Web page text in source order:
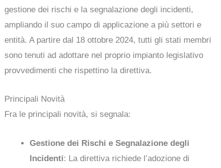
gestione dei rischi e la segnalazione degli incidenti,
ampliando il suo campo di applicazione a più settori e
entità. A partire dal 18 ottobre 2024, tutti gli stati membri
sono tenuti ad adottare nel proprio impianto legislativo
provvedimenti che rispettino la direttiva.
Principali Novità
Fra le principali novità, si segnala:
Gestione dei Rischi e Segnalazione degli
Incidenti: La direttiva richiede l’adozione di